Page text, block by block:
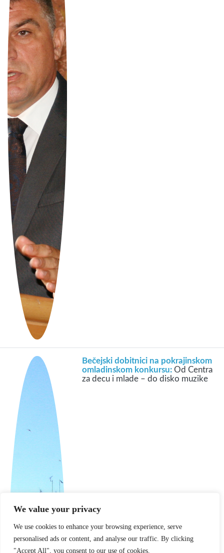
We value your privacy
We use cookies to enhance your browsing experience, serve
personalised ads or content, and analyse our traffic. By clicking
"Accept All", you consent to our use of cookies.
Bečejski dobitnici na pokrajinskom
omladinskom konkursu:Od Centra
za decu i mlade – do disko muzike